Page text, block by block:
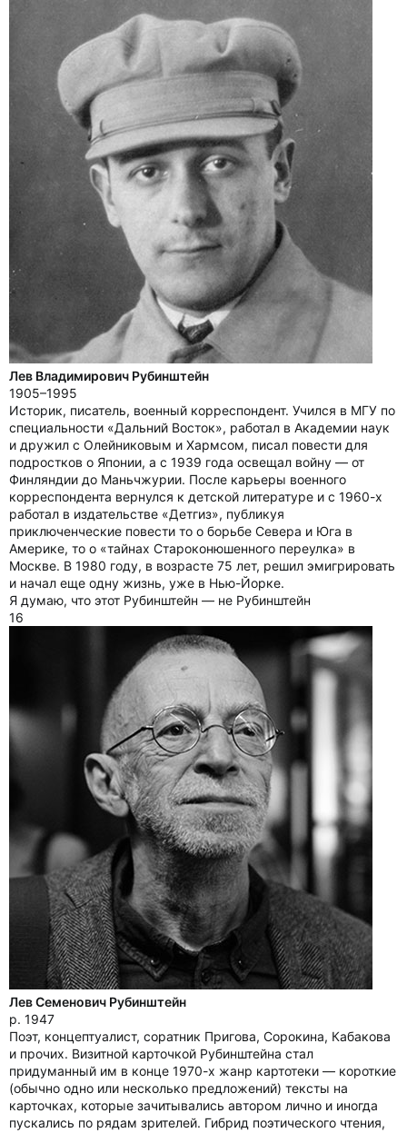
Лев Владимирович Рубинштейн
1905–1995
Историк, писатель, военный корреспондент. Учился в МГУ по
специальности «Дальний Восток», работал в Академии наук
и дружил с Олейниковым и Хармсом, писал повести для
подростков о Японии, а с 1939 года освещал войну — от
Финляндии до Маньчжурии. После карьеры военного
корреспондента вернулся к детской литературе и с 1960-х
работал в издательстве «Детгиз», публикуя
приключенческие повести то о борьбе Севера и Юга в
Америке, то о «тайнах Староконюшенного переулка» в
Москве. В 1980 году, в возрасте 75 лет, решил эмигрировать
и начал еще одну жизнь, уже в Нью-Йорке.
Я думаю, что этот Рубинштейн — не Рубинштейн
16
Лев Семенович Рубинштейн
р. 1947
Поэт, концептуалист, соратник Пригова, Сорокина, Кабакова
и прочих. Визитной карточкой Рубинштейна стал
придуманный им в конце 1970-х жанр картотеки — короткие
(обычно одно или несколько предложений) тексты на
карточках, которые зачитывались автором лично и иногда
пускались по рядам зрителей. Гибрид поэтического чтения,